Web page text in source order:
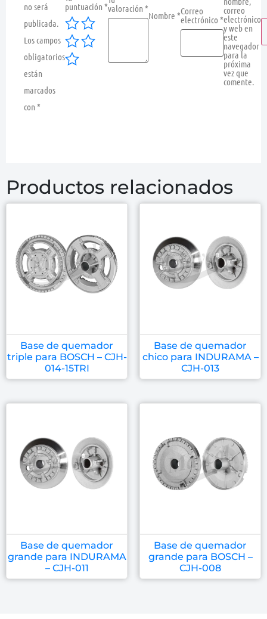
no será
publicada.
Los campos
obligatorios
están
marcados
con *
puntuación *valoración *
Nombre *Correo
electrónico *
correo
electrónico
y web en
este
navegador
para la
próxima
vez que
comente.
Productos relacionados
Base de quemador
triple para BOSCH – CJH-
014-15TRI
Base de quemador
chico para INDURAMA –
CJH-013
Base de quemador
grande para INDURAMA
– CJH-011
Base de quemador
grande para BOSCH –
CJH-008